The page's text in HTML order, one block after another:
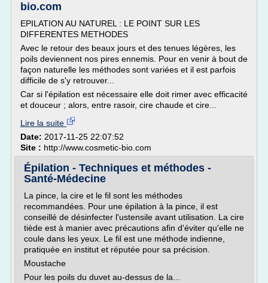
bio.com
EPILATION AU NATUREL : LE POINT SUR LES
DIFFERENTES METHODES
Avec le retour des beaux jours et des tenues légères, les
poils deviennent nos pires ennemis. Pour en venir à bout de
façon naturelle les méthodes sont variées et il est parfois
difficile de s'y retrouver...
Car si l'épilation est nécessaire elle doit rimer avec efficacité
et douceur ; alors, entre rasoir, cire chaude et cire...
Lire la suite
Date: 2017-11-25 22:07:52
Site : http://www.cosmetic-bio.com
Épilation - Techniques et méthodes -
Santé-Médecine
La pince, la cire et le fil sont les méthodes
recommandées. Pour une épilation à la pince, il est
conseillé de désinfecter l'ustensile avant utilisation. La cire
tiède est à manier avec précautions afin d'éviter qu'elle ne
coule dans les yeux. Le fil est une méthode indienne,
pratiquée en institut et réputée pour sa précision.
Moustache
Pour les poils du duvet au-dessus de la...